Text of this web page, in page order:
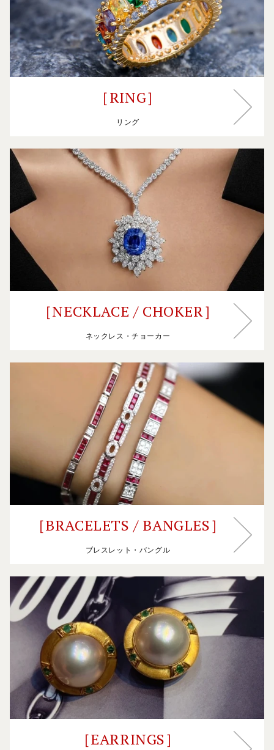
［RING］
［RING］
リング
［NECKLACE / CHOKER］
［NECKLACE / CHOKER］
ネックレス・チョーカー
［BRACELETS / BANGLES］
［BRACELETS / BANGLES］
ブレスレット・バングル
［EARRINGS］
［EARRINGS］